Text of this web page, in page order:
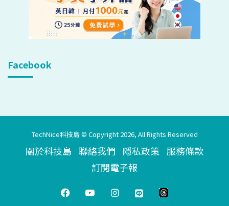
Facebook
TechNice科技島 © Copyright 2026, All Rights Reserved
關於科技島 聯絡我們 隱私政策 服務條款
訂閱電子報